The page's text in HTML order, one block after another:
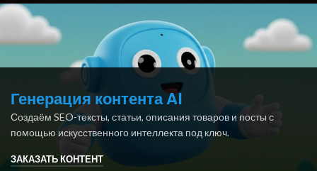
Генерация контента AI
Создаём SEO-тексты, статьи, описания товаров и посты с
помощью искусственного интеллекта под ключ.
ЗАКАЗАТЬ КОНТЕНТ